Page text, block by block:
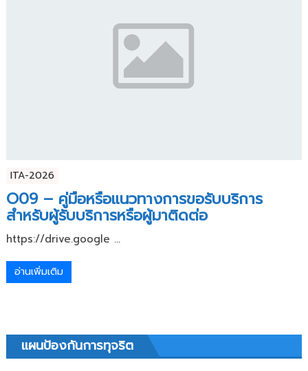
ITA-2026
O09 – คู่มือหรือแนวทางการขอรับบริการ
สำหรับผู้รับบริการหรือผู้มาติดต่อ
https://drive.google ...
อ่านเพิ่มเติม
แผนป้องกันการทุจริต